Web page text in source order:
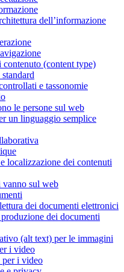
dell’informazione
(content type)
e tassonomie
le persone sul web
un linguaggio semplice
localizzazione dei contenuti
vanno sul web
dei documenti elettronici
dei documenti
(alt text) per le immagini
i video
per i video